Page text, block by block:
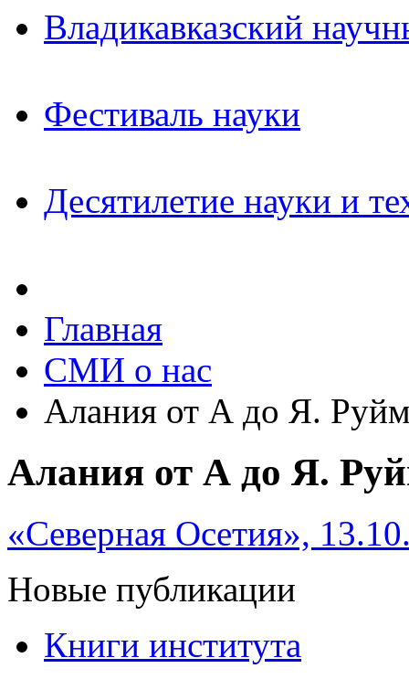
Владикавказский
Фестиваль науки
Десятилетие науки и
Главная
СМИ о нас
Алания от А до Я.
Алания от А до Я.
«Северная Осетия»,
Новые публикации
Книги института